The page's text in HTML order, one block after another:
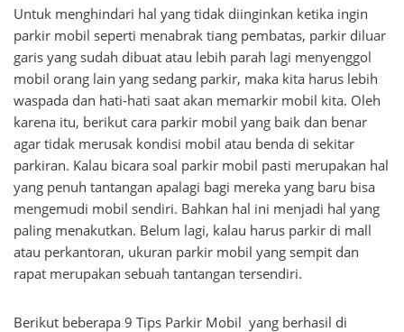
Untuk menghindari hal yang tidak diinginkan ketika ingin
parkir mobil seperti menabrak tiang pembatas, parkir diluar
garis yang sudah dibuat atau lebih parah lagi menyenggol
mobil orang lain yang sedang parkir, maka kita harus lebih
waspada dan hati-hati saat akan memarkir mobil kita. Oleh
karena itu, berikut cara parkir mobil yang baik dan benar
agar tidak merusak kondisi mobil atau benda di sekitar
parkiran. Kalau bicara soal parkir mobil pasti merupakan hal
yang penuh tantangan apalagi bagi mereka yang baru bisa
mengemudi mobil sendiri. Bahkan hal ini menjadi hal yang
paling menakutkan. Belum lagi, kalau harus parkir di mall
atau perkantoran, ukuran parkir mobil yang sempit dan
rapat merupakan sebuah tantangan tersendiri.
Berikut beberapa 9 Tips Parkir Mobil yang berhasil di